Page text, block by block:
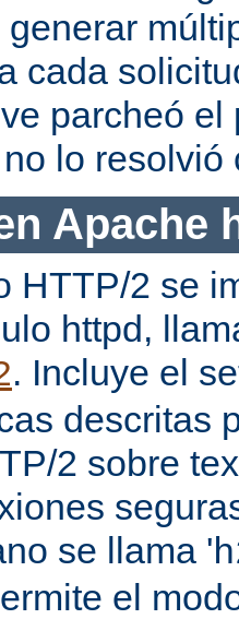
cada
parcheó el
lo resolvió
Apache
HTTP/2 se
httpd,
. Incluye el
descritas
2 sobre
se llama '
el